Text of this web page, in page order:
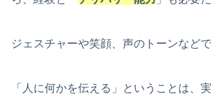
ジェスチャーや笑顔、声のトーンなどで
「人に何かを伝える」ということは、